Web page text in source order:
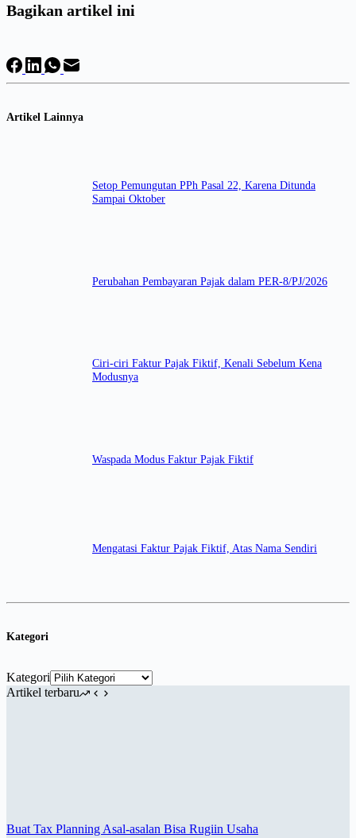
Bagikan artikel ini
Artikel Lainnya
Setop Pemungutan PPh Pasal 22, Karena Ditunda
Sampai Oktober
Perubahan Pembayaran Pajak dalam PER-8/PJ/2026
Ciri-ciri Faktur Pajak Fiktif, Kenali Sebelum Kena
Modusnya
Waspada Modus Faktur Pajak Fiktif
Mengatasi Faktur Pajak Fiktif, Atas Nama Sendiri
Kategori
Kategori
Artikel terbaru
Buat Tax Planning Asal-asalan Bisa Rugiin Usaha